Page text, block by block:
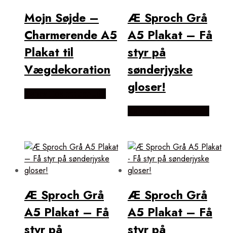
Mojn Søjde –
Charmerende A5
Plakat til
Vægdekoration
Æ Sproch Grå
A5 Plakat – Få
styr på
sønderjyske
gloser!
Æ Sproch Grå
A5 Plakat – Få
styr på
Æ Sproch Grå
A5 Plakat – Få
styr på